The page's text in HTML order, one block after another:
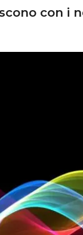
con i